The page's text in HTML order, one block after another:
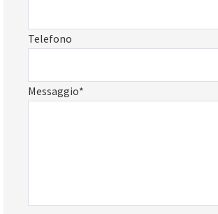
Telefono
Messaggio*